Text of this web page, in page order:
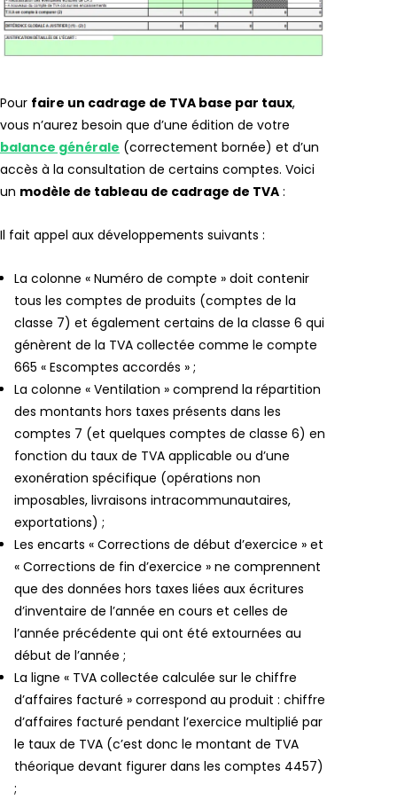
Pour faire un cadrage de TVA base par taux,
vous n’aurez besoin que d’une édition de votre
balance générale (correctement bornée) et d’un
accès à la consultation de certains comptes. Voici
un modèle de tableau de cadrage de TVA :
Il fait appel aux développements suivants :
La colonne « Numéro de compte » doit contenir
tous les comptes de produits (comptes de la
classe 7) et également certains de la classe 6 qui
génèrent de la TVA collectée comme le compte
665 « Escomptes accordés » ;
La colonne « Ventilation » comprend la répartition
des montants hors taxes présents dans les
comptes 7 (et quelques comptes de classe 6) en
fonction du taux de TVA applicable ou d’une
exonération spécifique (opérations non
imposables, livraisons intracommunautaires,
exportations) ;
Les encarts « Corrections de début d’exercice » et
« Corrections de fin d’exercice » ne comprennent
que des données hors taxes liées aux écritures
d’inventaire de l’année en cours et celles de
l’année précédente qui ont été extournées au
début de l’année ;
La ligne « TVA collectée calculée sur le chiffre
d’affaires facturé » correspond au produit : chiffre
d’affaires facturé pendant l’exercice multiplié par
le taux de TVA (c’est donc le montant de TVA
théorique devant figurer dans les comptes 4457)
;